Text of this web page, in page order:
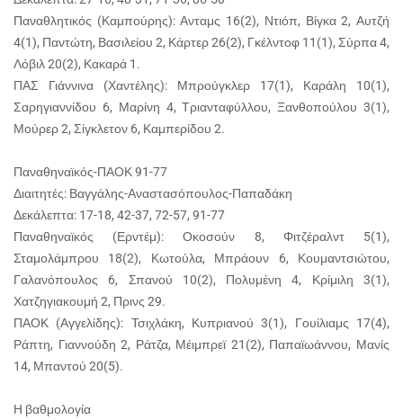
Παναθλητικός (Καμπούρης): Ανταμς 16(2), Ντιόπ, Βίγκα 2, Αυτζή
4(1), Παντώτη, Βασιλείου 2, Κάρτερ 26(2), Γκέλντοφ 11(1), Σύρπα 4,
Λόβιλ 20(2), Κακαρά 1.
ΠΑΣ Γιάννινα (Χαντέλης): Μπρούγκλερ 17(1), Καράλη 10(1),
Σαρηγιαννίδου 6, Μαρίνη 4, Τριανταφύλλου, Ξανθοπούλου 3(1),
Μούρερ 2, Σίγκλετον 6, Καμπερίδου 2.
Παναθηναϊκός-ΠΑΟΚ 91-77
Διαιτητές: Βαγγάλης-Αναστασόπουλος-Παπαδάκη
Δεκάλεπτα: 17-18, 42-37, 72-57, 91-77
Παναθηναϊκός (Ερντέμ): Οκοσούν 8, Φιτζέραλντ 5(1),
Σταμολάμπρου 18(2), Κωτούλα, Μπράουν 6, Κουμαντσιώτου,
Γαλανόπουλος 6, Σπανού 10(2), Πολυμένη 4, Κρίμιλη 3(1),
Χατζηγιακουμή 2, Πρινς 29.
ΠΑΟΚ (Αγγελίδης): Τσιχλάκη, Κυπριανού 3(1), Γουίλιαμς 17(4),
Ράπτη, Γιαννούδη 2, Ράτζα, Μέιμπρεϊ 21(2), Παπαϊωάννου, Μανίς
14, Μπαντού 20(5).
H βαθμολογία